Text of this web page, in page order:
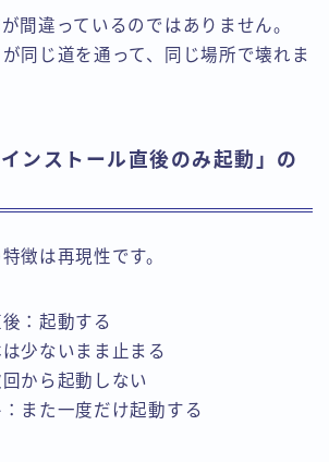
間違っているのではありません。
同じ道を通って、同じ場所で壊れま
ンストール直後のみ起動」の
徴は再現性です。
：起動する
少ないまま止まる
から起動しない
また一度だけ起動する